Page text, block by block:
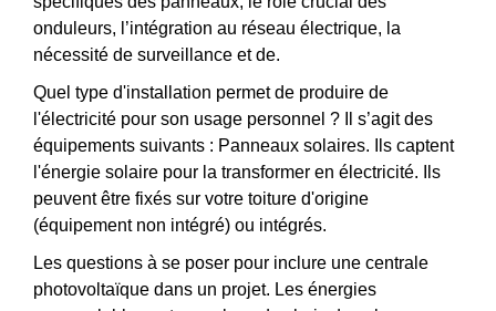
onduleurs, l’intégration au réseau électrique, la
nécessité de surveillance et de.
Quel type d'installation permet de produire de
l'électricité pour son usage personnel ? Il s’agit des
équipements suivants : Panneaux solaires. Ils captent
l'énergie solaire pour la transformer en électricité. Ils
peuvent être fixés sur votre toiture d'origine
(équipement non intégré) ou intégrés.
Les questions à se poser pour inclure une centrale
photovoltaïque dans un projet. Les énergies